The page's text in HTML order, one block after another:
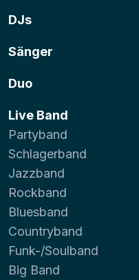
DJs
Sänger
Duo
Live Band
Partyband
Schlagerband
Jazzband
Rockband
Bluesband
Countryband
Funk-/Soulband
Big Band